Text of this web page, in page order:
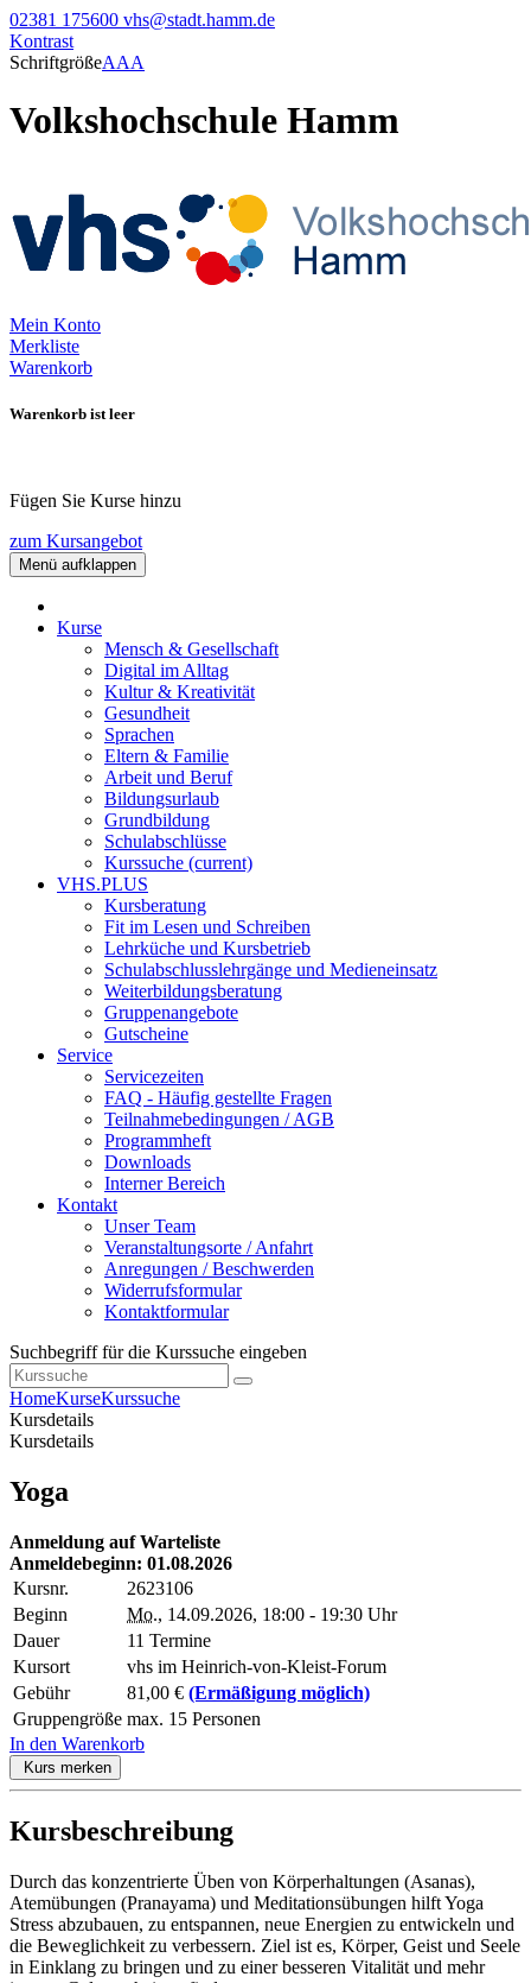
02381 175600 vhs@stadt.hamm.de
Kontrast
SchriftgrößeAAA
Volkshochschule Hamm
Mein Konto
Merkliste
Warenkorb
Warenkorb ist leer
Fügen Sie Kurse hinzu
zum Kursangebot
Menü aufklappen
Kurse
Mensch & Gesellschaft
Digital im Alltag
Kultur & Kreativität
Gesundheit
Sprachen
Eltern & Familie
Arbeit und Beruf
Bildungsurlaub
Grundbildung
Schulabschlüsse
Kurssuche (current)
VHS.PLUS
Kursberatung
Fit im Lesen und Schreiben
Lehrküche und Kursbetrieb
Schulabschlusslehrgänge und Medieneinsatz
Weiterbildungsberatung
Gruppenangebote
Gutscheine
Service
Servicezeiten
FAQ - Häufig gestellte Fragen
Teilnahmebedingungen / AGB
Programmheft
Downloads
Interner Bereich
Kontakt
Unser Team
Veranstaltungsorte / Anfahrt
Anregungen / Beschwerden
Widerrufsformular
Kontaktformular
Suchbegriff für die Kurssuche eingeben
HomeKurseKurssuche
Kursdetails
Kursdetails
Yoga
Anmeldung auf Warteliste
Anmeldebeginn: 01.08.2026
Kursnr.
2623106
Beginn
Mo., 14.09.2026, 18:00 - 19:30 Uhr
Dauer
11 Termine
Kursort
vhs im Heinrich-von-Kleist-Forum
Gebühr
81,00 € (Ermäßigung möglich)
Gruppengröße max. 15 Personen
In den Warenkorb
Kurs merken
Kursbeschreibung
Durch das konzentrierte Üben von Körperhaltungen (Asanas),
Atemübungen (Pranayama) und Meditationsübungen hilft Yoga
Stress abzubauen, zu entspannen, neue Energien zu entwickeln und
die Beweglichkeit zu verbessern. Ziel ist es, Körper, Geist und Seele
in Einklang zu bringen und zu einer besseren Vitalität und mehr